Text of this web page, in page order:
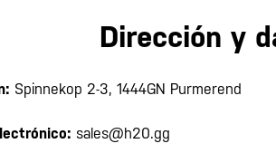
Dirección y
Spinnekop 2-3, 1444GN Purmerend
sales@h20.gg